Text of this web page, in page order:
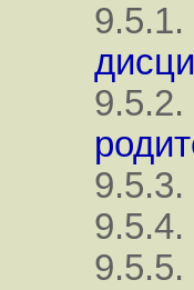
9.5.1.
9.5.2.
9.5.3.
9.5.4.
9.5.5.